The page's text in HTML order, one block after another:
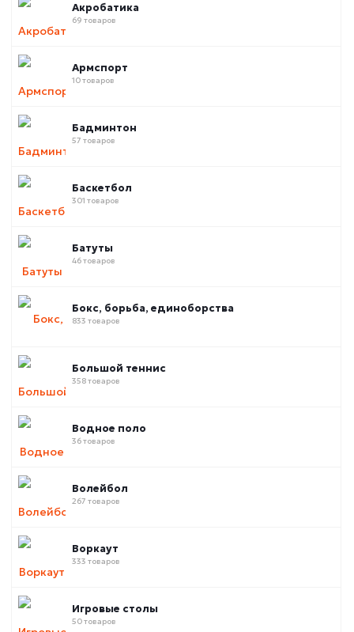
Акробатика
69 товаров
Армспорт
10 товаров
Бадминтон
57 товаров
Баскетбол
301 товаров
Батуты
46 товаров
Бокс, борьба, единоборства
833 товаров
Большой теннис
358 товаров
Водное поло
36 товаров
Волейбол
267 товаров
Воркаут
333 товаров
Игровые столы
50 товаров